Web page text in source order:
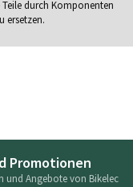
durch Komponenten
ersetzen.
Promotionen
und Angebote von Bikelec